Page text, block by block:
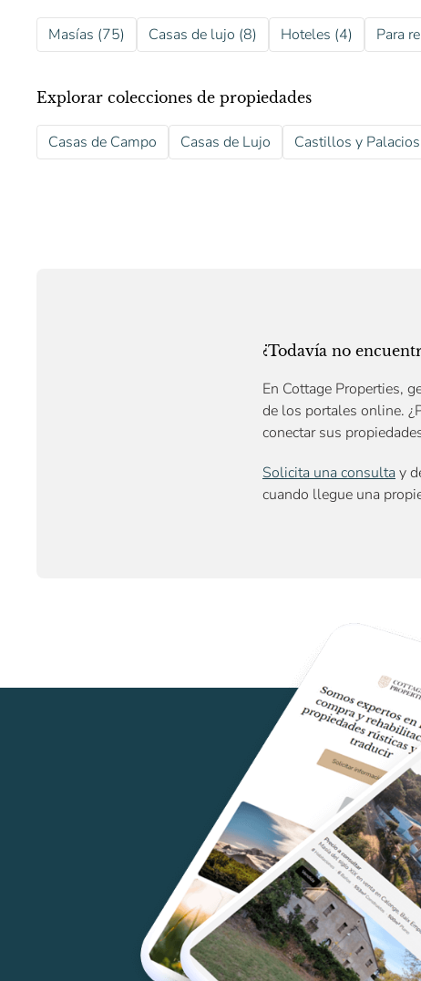
Masías (75) Casas de lujo (8) Hoteles (4) Para
Explorar colecciones de propiedades
Casas de Campo Casas de Lujo Castillos y Palacios
¿Todavía no
En Cottage Properties,
de los portales online.
conectar sus
Solicita una consulta y
cuando llegue una